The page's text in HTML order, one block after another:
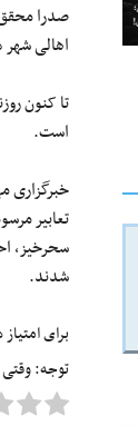
اهالی
تا کنون
است.
خبرگزاری
تعابیر
سحرخیز،
شدند.
برای
توجه: وقتی